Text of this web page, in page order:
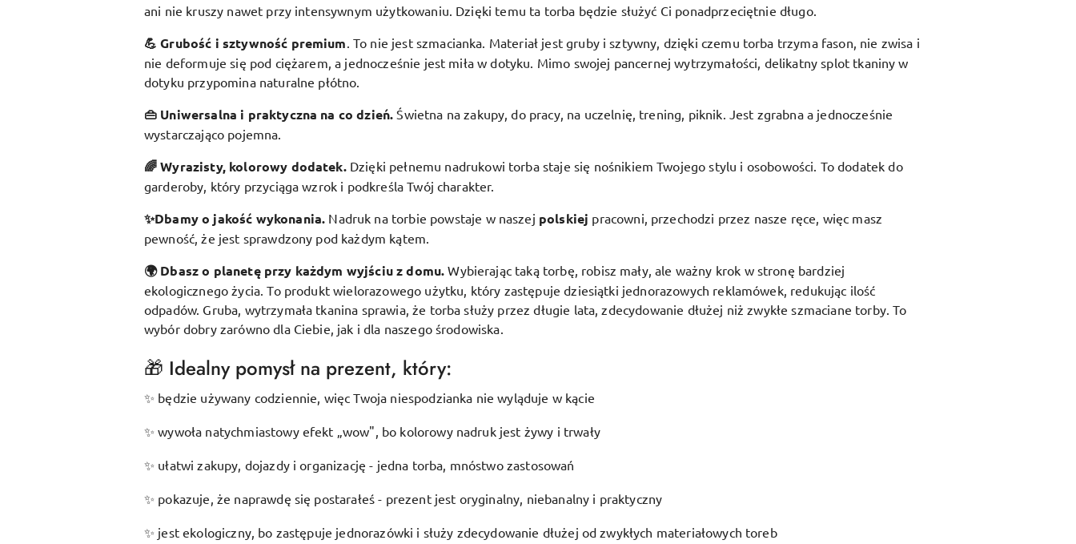
ani nie kruszy nawet przy intensywnym użytkowaniu. Dzięki temu ta torba będzie służyć Ci ponadprzeciętnie długo.
💪 Grubość i sztywność premium To nie jest szmacianka. Materiał jest gruby i sztywny, dzięki czemu torba trzyma fason, nie zwisa i
nie deformuje się pod ciężarem, a jednocześnie jest miła w dotyku. Mimo swojej pancernej wytrzymałości, delikatny splot tkaniny w
dotyku przypomina naturalne płótno.
👜 Uniwersalna i praktyczna na co dzień. Świetna na zakupy, do pracy, na uczelnię, trening, piknik. Jest zgrabna a jednocześnie
wystarczająco pojemna.
🌈 Wyrazisty, kolorowy dodatek. Dzięki pełnemu nadrukowi torba staje się nośnikiem Twojego stylu i osobowości. To dodatek do
garderoby, który przyciąga wzrok i podkreśla Twój charakter.
✨Dbamy o jakość wykonania. Nadruk na torbie powstaje w naszej polskiej pracowni, przechodzi przez nasze ręce, więc masz
pewność, że jest sprawdzony pod każdym kątem.
🌍 Dbasz o planetę przy każdym wyjściu z domu.Wybierając taką torbę, robisz mały, ale ważny krok w stronę bardziej
ekologicznego życia. To produkt wielorazowego użytku, który zastępuje dziesiątki jednorazowych reklamówek, redukując ilość
odpadów. Gruba, wytrzymała tkanina sprawia, że torba służy przez długie lata, zdecydowanie dłużej niż zwykłe szmaciane torby. To
wybór dobry zarówno dla Ciebie, jak i dla naszego środowiska.
🎁 Idealny pomysł na prezent, który:
✨ będzie używany codziennie, więc Twoja niespodzianka nie wyląduje w kącie
✨ wywoła natychmiastowy efekt „wow", bo kolorowy nadruk jest żywy i trwały
✨ ułatwi zakupy, dojazdy i organizację - jedna torba, mnóstwo zastosowań
✨ pokazuje, że naprawdę się postarałeś - prezent jest oryginalny, niebanalny i praktyczny
✨ jest ekologiczny, bo zastępuje jednorazówki i służy zdecydowanie dłużej od zwykłych materiałowych toreb